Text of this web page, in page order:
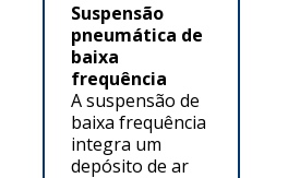
Suspensão
pneumática de
baixa
frequência
A suspensão de
baixa frequência
integra um
depósito de ar